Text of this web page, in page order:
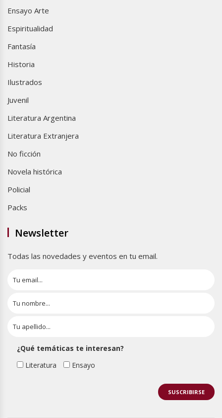
Ensayo Arte
Espiritualidad
Fantasía
Historia
Ilustrados
Juvenil
Literatura Argentina
Literatura Extranjera
No ficción
Novela histórica
Policial
Packs
Newsletter
Todas las novedades y eventos en tu email.
¿Qué temáticas te interesan?
Literatura
Ensayo